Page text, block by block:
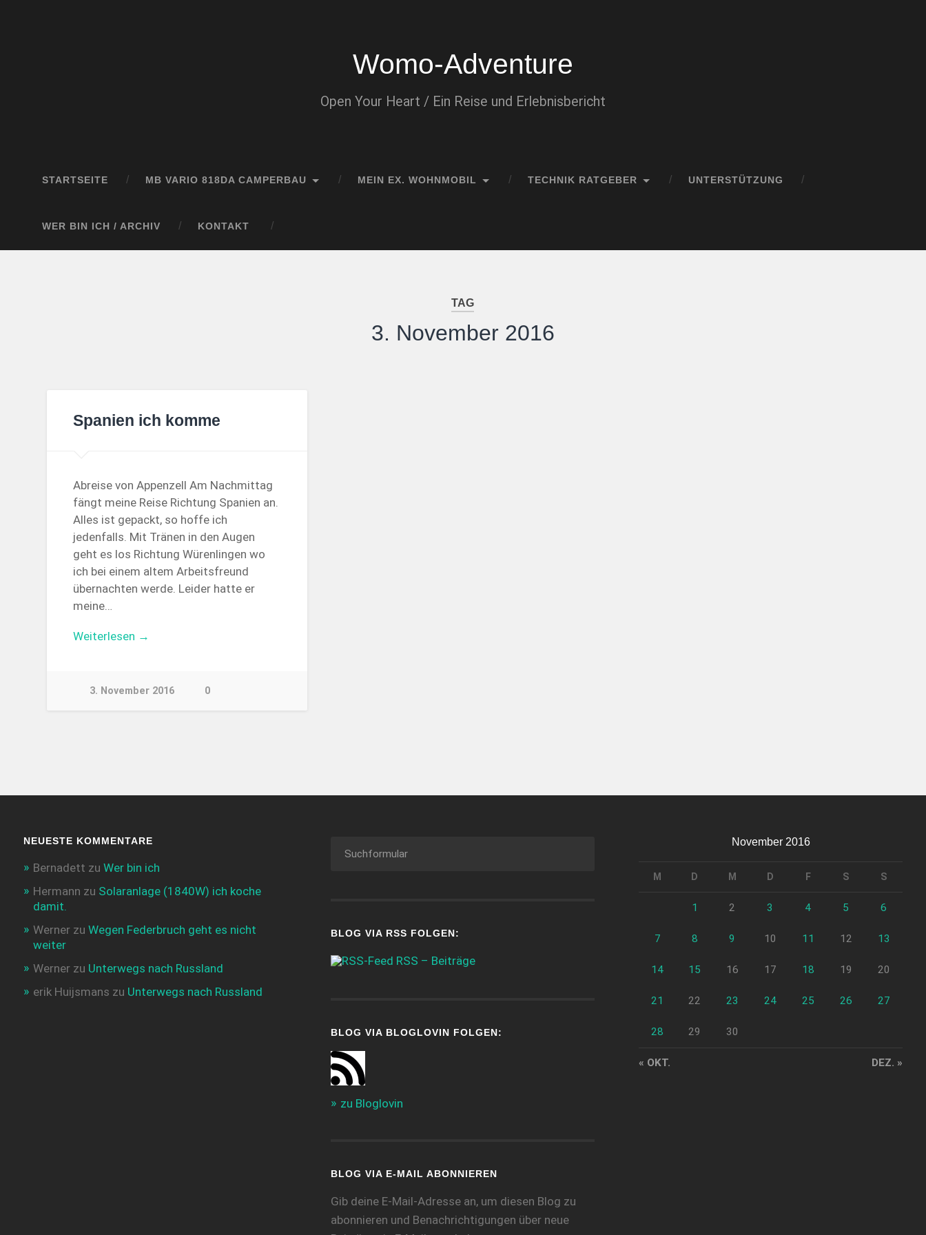
Womo-Adventure
Open Your Heart / Ein Reise und Erlebnisbericht
STARTSEITE MB VARIO 818DA CAMPERBAU MEIN EX. WOHNMOBIL TECHNIK RATGEBER UNTERSTÜTZUNG
WER BIN ICH / ARCHIV KONTAKT
TAG
3. November 2016
Spanien ich komme
Abreise von Appenzell Am Nachmittag
fängt meine Reise Richtung Spanien an.
Alles ist gepackt, so hoffe ich
jedenfalls. Mit Tränen in den Augen
geht es los Richtung Würenlingen wo
ich bei einem altem Arbeitsfreund
übernachten werde. Leider hatte er
meine…
Weiterlesen →
3. November 2016 0
NEUESTE KOMMENTARE
Bernadett zu Wer bin ich
Hermann zu Solaranlage (1840W) ich koche
damit.
Wernerzu Wegen Federbruch geht es nicht
weiter
Wernerzu Unterwegs nach Russland
erik Huijsmans zu Unterwegs nach Russland
BLOG VIA RSS FOLGEN:
RSS – Beiträge
BLOG VIA BLOGLOVIN FOLGEN:
zu Bloglovin
BLOG VIA E-MAIL ABONNIEREN
Gib deine E-Mail-Adresse an, um diesen Blog zu
abonnieren und Benachrichtigungen über neue
November 2016
M D M D F S S
1 2 3 4 5 6
7 8 9 10 11 12 13
14 15 16 17 18 19 20
21 22 23 24 25 26 27
28 29 30
« OKT. DEZ. »